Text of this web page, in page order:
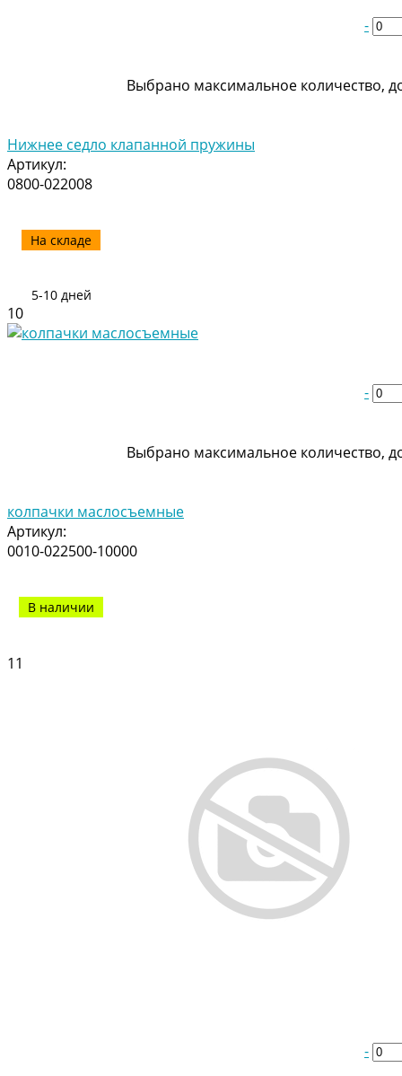
11
-
10
-
Выбрано максимальное количество,
колпачки маслосъемные
Артикул:
0010-022500-10000
В наличии
-
Выбрано максимальное количество,
Нижнее седло клапанной пружины
Артикул:
0800-022008
На складе
5-10 дней